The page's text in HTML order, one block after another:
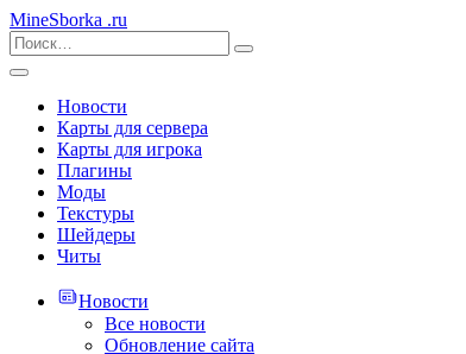
MineSborka .ru
Новости
Карты для сервера
Карты для игрока
Плагины
Моды
Текстуры
Шейдеры
Читы
Новости
Все новости
Обновление сайта